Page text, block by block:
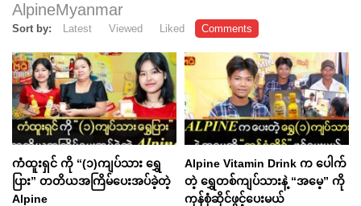
AlpineMyanmar
Sort by: Latest Viewed Liked Comments
ကံထူးရှင် ကို “(၁)ကျပ်သား ရွှေ
ပြား” တတိယအကြိမ်ပေးအပ်ခဲ့တဲ့
Alpine
Alpine Vitamin Drink က ပေါက်
တဲ့ ရွှေတစ်ကျပ်သားနဲ့ “အမေ့” ကို
ကုန်စုံဆိုင်ဖွင့်ပေးမယ်